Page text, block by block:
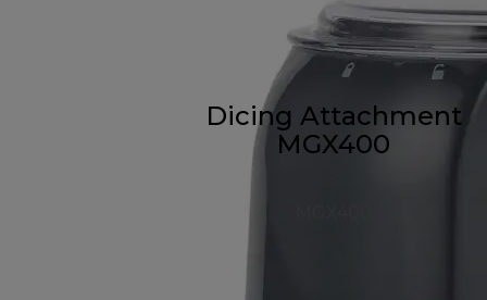
Dicing Attachment
MGX400